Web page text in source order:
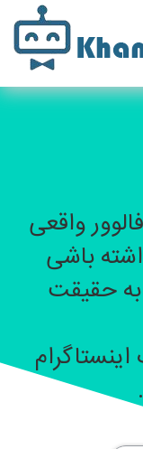
واقعی
باشی
حقیقت